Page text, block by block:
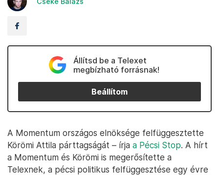
Állítsd be a Telexet
megbízható forrásnak!
Beállítom
A Momentum országos elnöksége felfüggesztette
Körömi Attila párttagságát – írja a Pécsi Stop. A hírt
a Momentum és Körömi is megerősítette a
Telexnek, a pécsi politikus felfüggesztése egy évre